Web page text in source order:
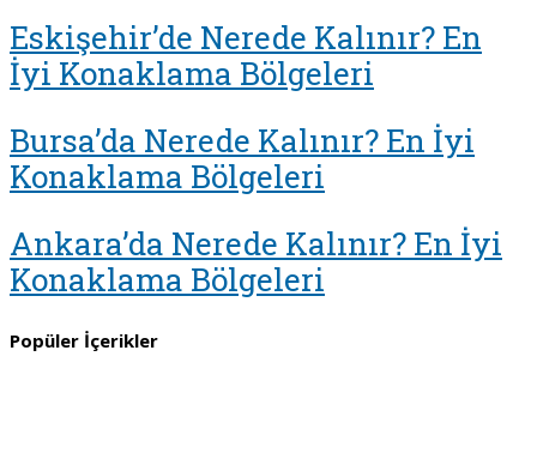
Eskişehir’de Nerede Kalınır? En
İyi Konaklama Bölgeleri
Bursa’da Nerede Kalınır? En İyi
Konaklama Bölgeleri
Ankara’da Nerede Kalınır? En İyi
Konaklama Bölgeleri
Popüler İçerikler